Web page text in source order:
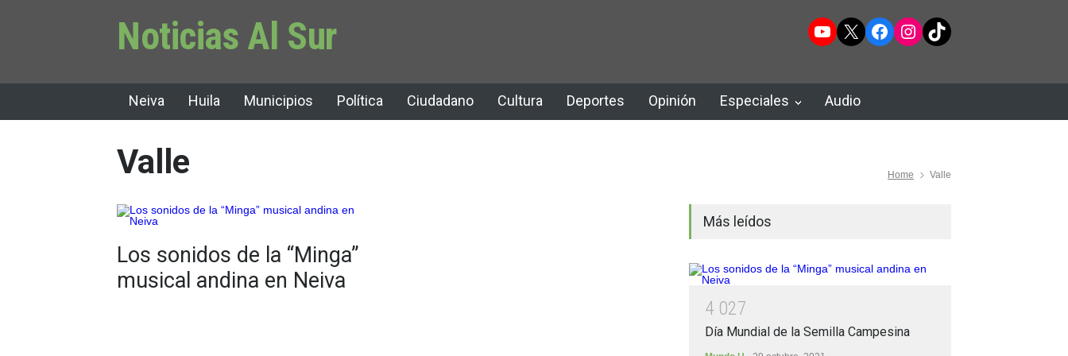
Noticias Al Sur YouTube
X Facebook
Instagram
TikTok
Neiva Huila Municipios Política Ciudadano Cultura Deportes Opinión Especiales Audio
Valle Home Valle
Los sonidos de la “Minga”
musical andina en Neiva
Más leídos
4 027
Día Mundial de la Semilla Campesina